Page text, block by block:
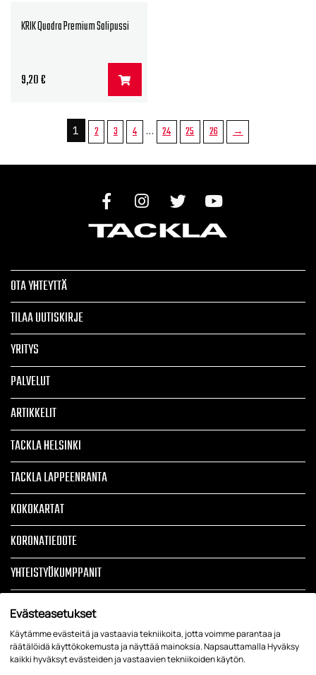
KRIK Quadra Premium Salipussi
9,20€
1 2 3 4 … 24 25 26 →
OTA YHTEYTTÄ
TILAA UUTISKIRJE
YRITYS
PALVELUT
ARTIKKELIT
TACKLA HELSINKI
TACKLA LAPPEENRANTA
KOKOKARTAT
KORONATIEDOTE
YHTEISTYÖKUMPPANIT
TOIMITUSEHDOT
TIETOSUOJASELOSTE JA REKISTERISELOSTE
EVÄSTEHALLINTA
Evästeasetukset
Käytämme evästeitä ja vastaavia tekniikoita, jotta voimme parantaa ja
räätälöidä käyttökokemusta ja näyttää mainoksia. Napsauttamalla Hyväksy
kaikki hyväksyt evästeiden ja vastaavien tekniikoiden käytön.